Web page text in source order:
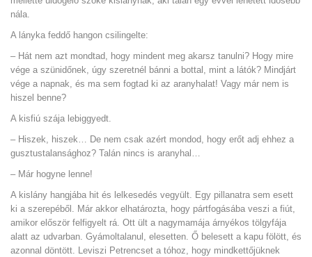
nála.
A lányka feddő hangon csilingelte:
– Hát nem azt mondtad, hogy mindent meg akarsz tanulni? Hogy mire
vége a szünidőnek, úgy szeretnél bánni a bottal, mint a látók? Mindjárt
vége a napnak, és ma sem fogtad ki az aranyhalat! Vagy már nem is
hiszel benne?
A kisfiú szája lebiggyedt.
– Hiszek, hiszek… De nem csak azért mondod, hogy erőt adj ehhez a
gusztustalansághoz? Talán nincs is aranyhal…
– Már hogyne lenne!
A kislány hangjába hit és lelkesedés vegyült. Egy pillanatra sem esett
ki a szerepéből. Már akkor elhatározta, hogy pártfogásába veszi a fiút,
amikor először felfigyelt rá. Ott ült a nagymamája árnyékos tölgyfája
alatt az udvarban. Gyámoltalanul, elesetten. Ő belesett a kapu fölött, és
azonnal döntött. Leviszi Petrencset a tóhoz, hogy mindkettőjüknek